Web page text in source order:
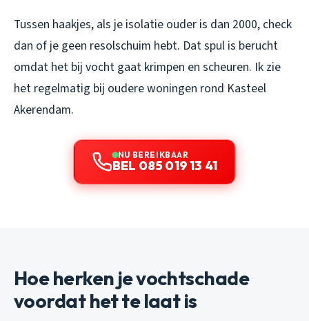
Tussen haakjes, als je isolatie ouder is dan 2000, check
dan of je geen resolschuim hebt. Dat spul is berucht
omdat het bij vocht gaat krimpen en scheuren. Ik zie
het regelmatig bij oudere woningen rond Kasteel
Akerendam.
NU BEREIKBAAR
BEL 085 019 13 41
Hoe herken je vochtschade
voordat het te laat is